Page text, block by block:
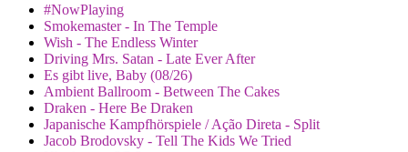
#NowPlaying
Smokemaster - In The Temple
Wish - The Endless Winter
Driving Mrs. Satan - Late Ever After
Es gibt live, Baby (08/26)
Ambient Ballroom - Between The Cakes
Draken - Here Be Draken
Japanische Kampfhörspiele / Ação Direta - Split
Jacob Brodovsky - Tell The Kids We Tried